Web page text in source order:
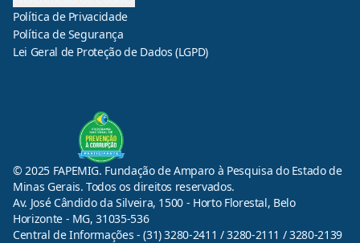
Política de Privacidade
Política de Segurança
Lei Geral de Proteção de Dados (LGPD)
© 2025 FAPEMIG. Fundação de Amparo à Pesquisa do Estado de
Minas Gerais. Todos os direitos reservados.
Av. José Cândido da Silveira, 1500 - Horto Florestal, Belo
Horizonte - MG, 31035-536
Central de Informações - (31) 3280-2411 / 3280-2111 / 3280-2139